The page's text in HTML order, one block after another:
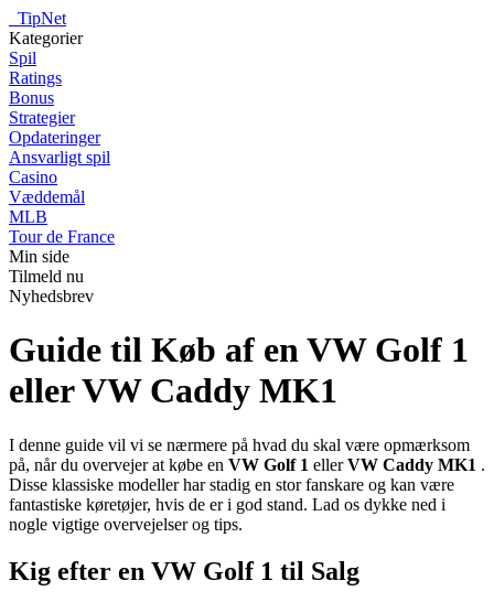
TipNet
Kategorier
Spil
Ratings
Bonus
Strategier
Opdateringer
Ansvarligt spil
Casino
Væddemål
MLB
Tour de France
Min side
Tilmeld nu
Nyhedsbrev
Guide til Køb af en VW Golf 1
eller VW Caddy MK1
I denne guide vil vi se nærmere på hvad du skal være opmærksom
på, når du overvejer at købe en VW Golf 1 ellerVW Caddy MK1 .
Disse klassiske modeller har stadig en stor fanskare og kan være
fantastiske køretøjer, hvis de er i god stand. Lad os dykke ned i
nogle vigtige overvejelser og tips.
Kig efter en VW Golf 1 til Salg